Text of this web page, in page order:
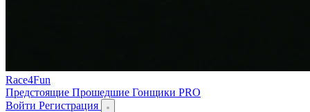
Race4Fun
Предстоящие Прошедшие Гонщики PRO
Войти Регистрация